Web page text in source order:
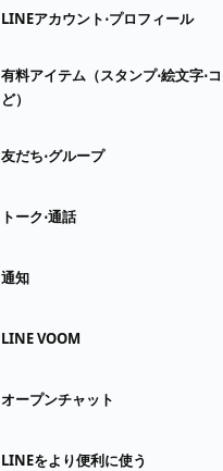
LINEアカウント⋅プロフィール
有料アイテム（スタンプ⋅絵文字⋅
ど）
友だち⋅グループ
トーク⋅通話
通知
LINE VOOM
オープンチャット
LINEをより便利に使う